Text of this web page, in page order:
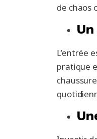
de chaos
L’entrée
pratique